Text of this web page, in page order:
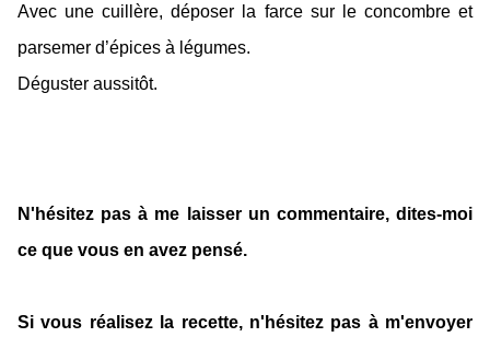
Avec une cuillère, déposer la farce sur le concombre et
parsemer d’épices à légumes.
Déguster aussitôt.
N'hésitez pas à me laisser un commentaire, dites-moi
ce que vous en avez pensé.
Si vous réalisez la recette, n'hésitez pas à m'envoyer